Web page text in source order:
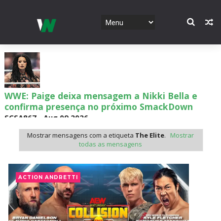
WWE: Paige deixa mensagem a Nikki Bella e
confirma presença no próximo SmackDown
SCSA867- Aug 09 2026
WWE: Chelsea Green é apresentada como WWE
Women´s Champion no SmackDown
SCSA867-Aug 09 2026
Mostrar mensagens com a etiqueta The Elite.
Mostrar
todas as mensagens
ACTION ANDRETTI